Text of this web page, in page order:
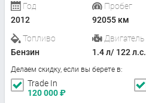
Год
2012
Пробег
92055 км
Топливо
Бензин
Двигатель
1.4 л/ 122 л.с.
Делаем скидку, если вы берете в:
Trade In
120 000₽